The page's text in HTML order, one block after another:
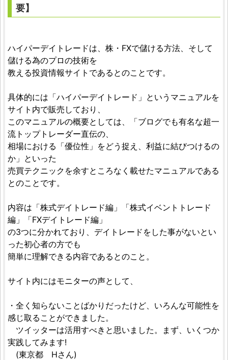
要】
ハイパーデイトレードは、株・FXで儲ける方法、そして
儲ける為のプロの技術を
教える投資情報サイトであるとのことです。
具体的には「ハイパーデイトレード」というマニュアルを
サイト内で販売しており、
このマニュアルの概要としては、「ブログでも有名な超一
流トップトレーダー直伝の、
相場における「優位性」をどう捉え、利益に結びつけるの
か」といった
売買テクニックを余すところなく載せたマニュアルである
とのことです。
内容は「株式デイトレード編」「株式イベントトレード
編」「FXデイトレード編」
の3つに分かれており、デイトレードをした事がないとい
った初心者の方でも
簡単に理解できる内容であるとのこと。
サイト内にはモニターの声として、
・全く知らないことばかりだったけど、いろんな可能性を
感じ取ることができました。
ツイッターは活用すべきと思いました。まず、いくつか
実践してみます!
(東京都 Hさん)